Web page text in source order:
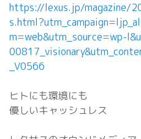
https://lexus.jp/magazine/
m=web&utm_source=wp-
_V0566
ヒトにも環境にも
優しいキャッシュレス